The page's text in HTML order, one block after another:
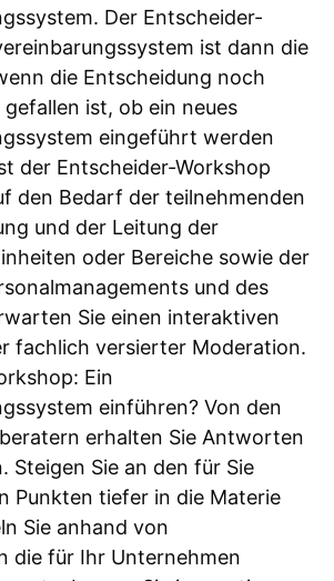
Der Entscheider-
ist dann die
die Entscheidung noch
ist, ob ein neues
eingeführt werden
der Entscheider-Workshop
den Bedarf der teilnehmenden
und der Leitung der
oder Bereiche sowie der
und des
Sie einen interaktiven
fachlich versierter Moderation.
Ein
einführen? Von den
erhalten Sie Antworten
Steigen Sie an den für Sie
Punkten tiefer in die Materie
Sie anhand von
die für Ihr Unternehmen